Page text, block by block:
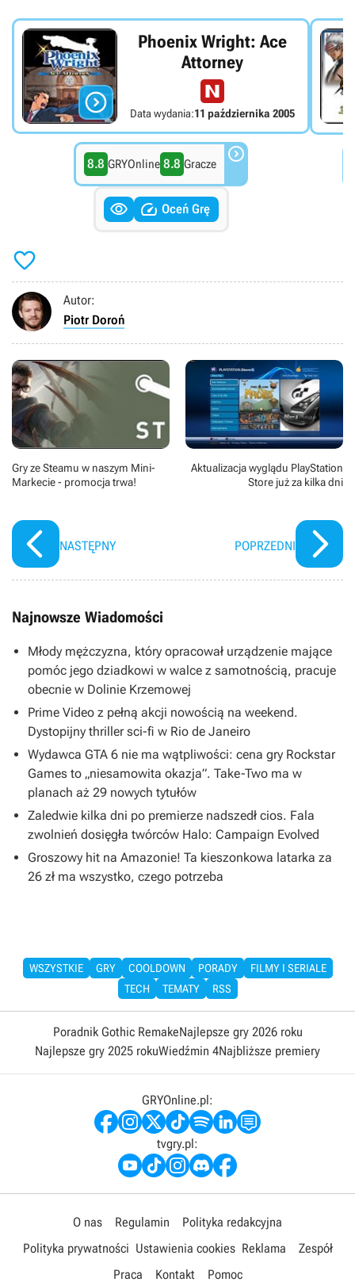

Phoenix Wright: Ace
Attorney
Data wydania:11 października 2005
8.8 GRYOnline 8.8 Gracze 
  Oceń Grę

Autor:
Piotr Doroń
Gry ze Steamu w naszym Mini-
Markecie - promocja trwa!
NASTĘPNY
Aktualizacja wyglądu PlayStation
Store już za kilka dni
POPRZEDNI
Najnowsze Wiadomości
Młody mężczyzna, który opracował urządzenie mające
pomóc jego dziadkowi w walce z samotnością, pracuje
obecnie w Dolinie Krzemowej
Prime Video z pełną akcji nowością na weekend.
Dystopijny thriller sci-fi w Rio de Janeiro
Wydawca GTA 6 nie ma wątpliwości: cena gry Rockstar
Games to „niesamowita okazja”. Take-Two ma w
planach aż 29 nowych tytułów
Zaledwie kilka dni po premierze nadszedł cios. Fala
zwolnień dosięgła twórców Halo: Campaign Evolved
Groszowy hit na Amazonie! Ta kieszonkowa latarka za
26 zł ma wszystko, czego potrzeba
WSZYSTKIE GRY COOLDOWN PORADY
FILMY I SERIALE
TECH
TEMATY RSS
Poradnik Gothic RemakeNajlepsze gry 2026 roku
Najlepsze gry 2025 rokuWiedźmin 4Najbliższe premiery
GRYOnline.pl:
tvgry.pl:
O nas Regulamin
Polityka redakcyjna
Polityka prywatności Ustawienia cookies Reklama
Zespół
Praca
Kontakt Pomoc